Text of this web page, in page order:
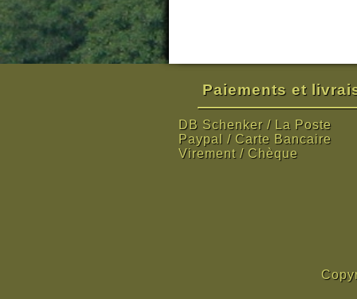
Paiements et
DB Schenker / La Poste
Paypal / Carte Bancaire
Virement / Chèque